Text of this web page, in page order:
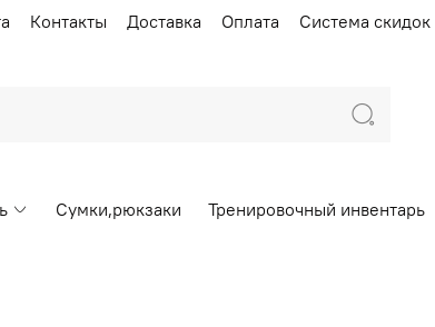
Контакты Доставка Оплата Система скидок
Сумки,рюкзаки Тренировочный инвентарь